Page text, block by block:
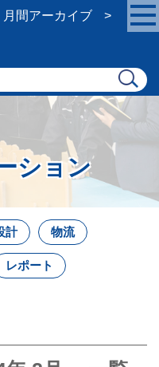
月間アーカイブ
ション
計 物流
レポート